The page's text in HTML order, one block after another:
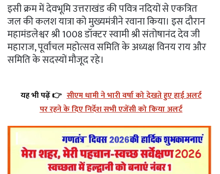
इसी क्रम में देवभूमि उत्तराखंड की पवित्र नदियों से एकत्रित
जल की कलश यात्रा को मुख्यमंत्रीने रवाना किया। इस दौरान
महामंडलेश्वर श्री 1008 डॉक्टर स्वामी श्री संतोषानंद देव जी
महाराज, पूर्वांचल महोत्सव समिति के अध्यक्ष विनय राय और
समिति के सदस्यों मौजूद रहे।
यह भी पढ़ें 👉 सीएम धामी ने भारी वर्षा को देखते हुए हाई अलर्ट
पर रहने के दिए निर्देश सभी एजेंसी को किया अलर्ट